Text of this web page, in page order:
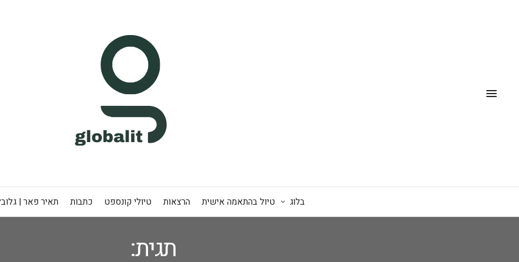
בלוג טיול בהתאמה אישית הרצאות טיולי קונספט כתבות תאיר פאר |
תגית: